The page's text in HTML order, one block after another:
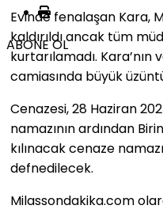
ABONE OL
Evinde fenalaşan Kara,
kaldırıldı ancak tüm
kurtarılamadı. Kara’nın
camiasında büyük
Cenazesi, 28 Haziran
namazının ardından
kılınacak cenaze
defnedilecek.
Milassondakika.com